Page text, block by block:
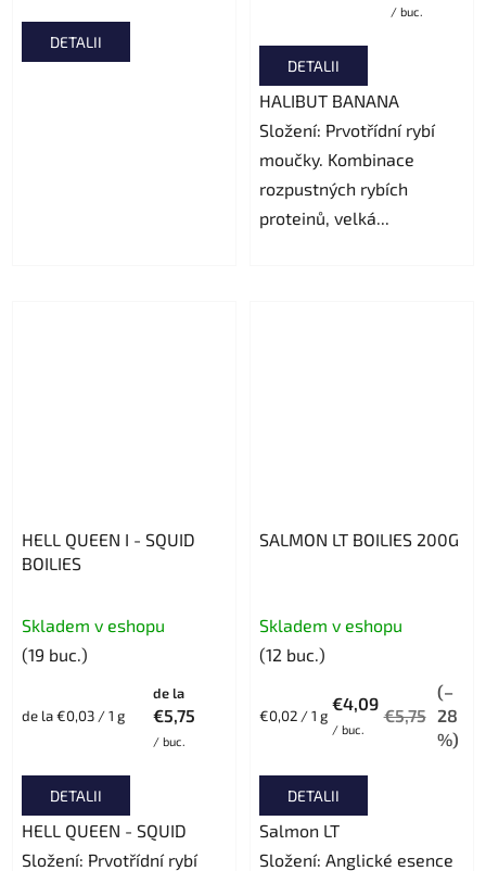
DETALII
/ buc.
DETALII
HALIBUT BANANA
Složení: Prvotřídní rybí
moučky. Kombinace
rozpustných rybích
proteinů, velká...
HELL QUEEN I - SQUID
BOILIES
medie
produsului
este
din
5
stele.
Skladem v eshopu
(19 buc.)
de la
€5,75
/ buc.
Evaluare
de la €0,03 / 1 g
DETALII
HELL QUEEN - SQUID
Složení: Prvotřídní rybí
SALMON LT BOILIES 200G
medie
produsului
este
din
5
Skladem v eshopu
(12 buc.)
€4,09
/ buc.
€5,75
(–
28
%)
Evaluare
€0,02 / 1 g
DETALII
Salmon LT
Složení: Anglické esence